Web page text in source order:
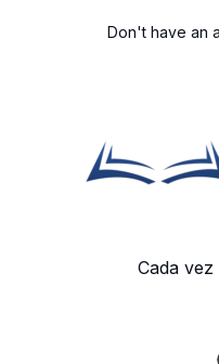
Don't have an
Cada